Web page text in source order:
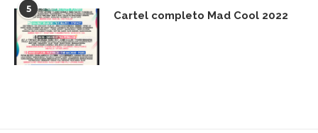
5
Cartel completo Mad Cool 2022